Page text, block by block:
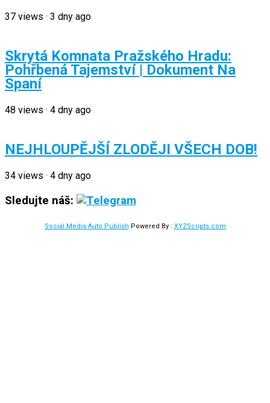
37 views · 3 dny ago
Skrytá Komnata Pražského Hradu:
Pohřbená Tajemství | Dokument Na
Spaní
48 views · 4 dny ago
NEJHLOUPĚJŠÍ ZLODĚJI VŠECH DOB!
34 views · 4 dny ago
Sledujte náš:
Social Media Auto Publish Powered By : XYZScripts.com